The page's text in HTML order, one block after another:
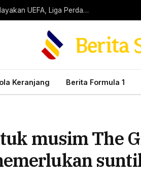
Petua Pertaruhan Bola Sepak Terbaik Hari Ini: Kelayakan UEFA, Liga Perdana Scotland Dan Banyak Lagi!
Keranjang Berita Formula 1
musim The